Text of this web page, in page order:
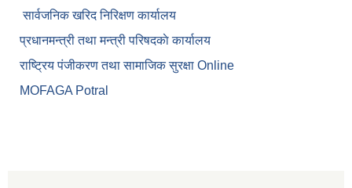
सार्वजनिक खरिद निरिक्षण कार्यालय
प्रधानमन्त्री तथा मन्त्री परिषदकाे कार्यालय
राष्ट्रिय पंजीकरण तथा सामाजिक सुरक्षा Online
MOFAGA Potral